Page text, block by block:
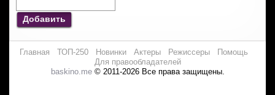
Добавить
Главная ТОП-250 Новинки Актеры Режиссеры
Помощь
Для правообладателей
baskino.me© 2011-2026 Все права защищены.